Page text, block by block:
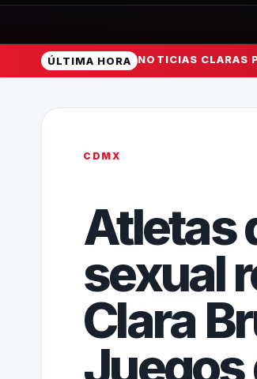
ÚLTIMA HORA NOTICIAS CLARAS
CDMX
Atletas
sexual
Clara
Juegos